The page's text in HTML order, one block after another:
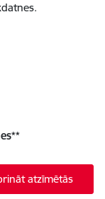
**
atzīmētās